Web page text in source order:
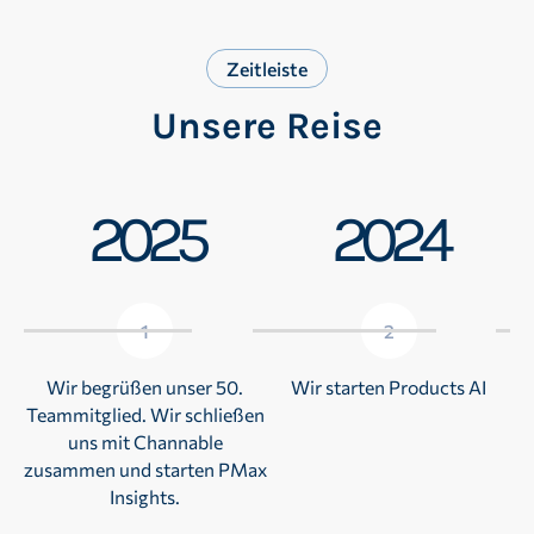
Zeitleiste
Unsere Reise
2025
1
Wir begrüßen unser 50.
Teammitglied. Wir schließen
uns mit Channable
zusammen und starten PMax
Insights.
2024
2
Wir starten Products AI